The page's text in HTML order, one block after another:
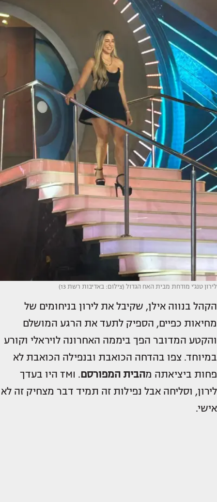
לירון טנג'י מודחת מבית האח הגדול (צילום: באדיבות רשת 13)
הקהל בנווה אילן, שקיבל את לירון בניחומים של
מחיאות כפיים, הספיק לתעד את הרגע המושלם
והקטע המדובר הפך ביממה האחרונה לויראלי וקורע
במיוחד. צפו בהדחה הכואבת ובנפילה הכואבת לא
פחות ביציאתה מהבית המפורסם
. TMI היו בעדך
לירון, וסליחה אבל נפילות זה תמיד דבר מצחיק זה לא
אישי.